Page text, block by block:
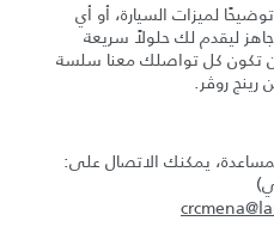
لميزات السيارة، أو أي
ليقدم لك حلولاً سريعة
كل تواصلك معنا سلسة
روڤر.
يمكنك الاتصال على: